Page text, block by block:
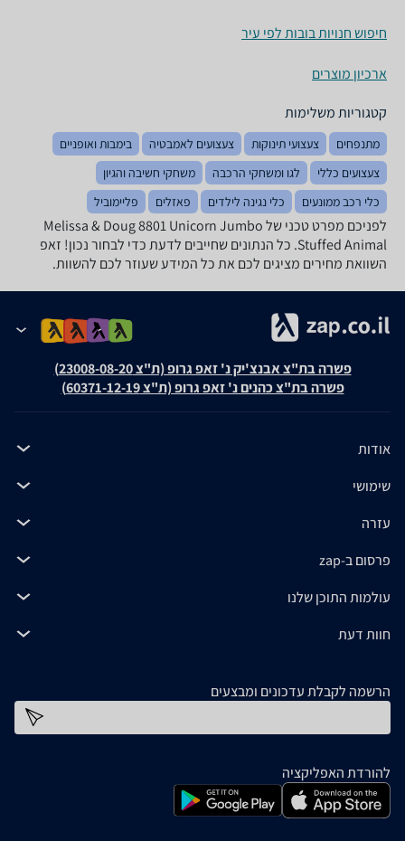
חיפוש חנויות בובות לפי עיר
ארכיון מוצרים
קטגוריות משלימות
מתנפחים צעצועי תינוקות צעצועים לאמבטיה
בימבות ואופניים
צעצועים כללי
לגו ומשחקי הרכבה
משחקי חשיבה והגיון
כלי רכב ממונעים
כלי נגינה לילדים פאזלים פליימוביל
לפניכם מפרט טכני של Melissa & Doug 8801 Unicorn Jumbo
Stuffed Animal. כל הנתונים שחייבים לדעת כדי לבחור נכון! זאפ
השוואת מחירים מציגים לכם את כל המידע שעוזר לכם להשוות.
פשרה בת"צ אבנצ'יק נ' זאפ גרופ (ת"צ 23008-08-20)
פשרה בת"צ כהנים נ' זאפ גרופ (ת"צ 60371-12-19)
אודות
שימושי
עזרה
פרסום ב-zap
עולמות התוכן שלנו
חוות דעת
הרשמה לקבלת עדכונים ומבצעים
להורדת האפליקציה